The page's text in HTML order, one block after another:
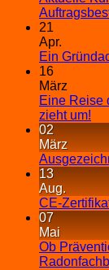
21
Apr.
Ein
16
März
Eine Reise
zieht um!
02
März
13
Aug.
CE-
07
Mai
Ob